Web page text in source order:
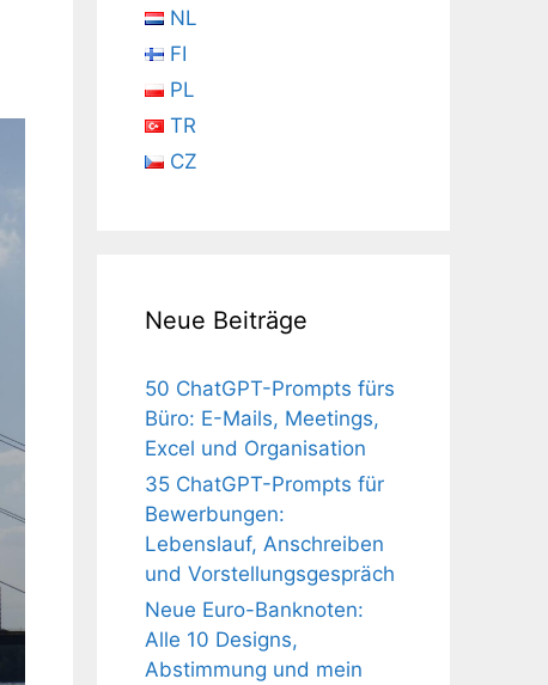
NL
FI
PL
TR
CZ
Neue Beiträge
50 ChatGPT-Prompts fürs
Büro: E-Mails, Meetings,
Excel und Organisation
35 ChatGPT-Prompts für
Bewerbungen:
Lebenslauf, Anschreiben
und Vorstellungsgespräch
Neue Euro-Banknoten:
Alle 10 Designs,
Abstimmung und mein